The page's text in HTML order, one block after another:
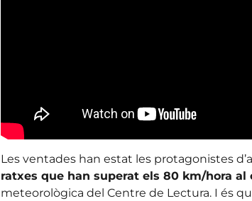
Les ventades han estat les protagonistes
ratxes que han superat els 80 km/hora al
meteorològica del Centre de Lectura. I és